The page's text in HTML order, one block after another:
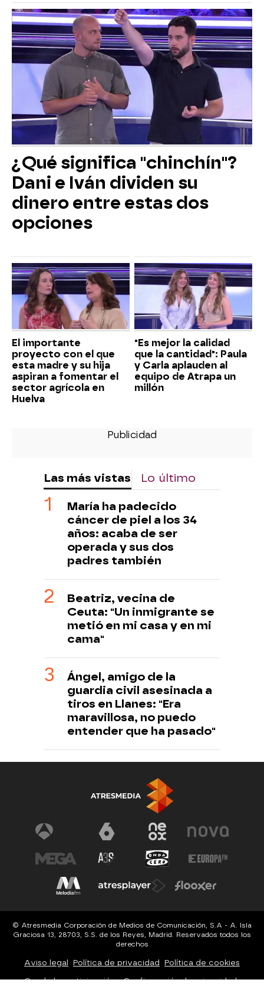
¿Qué significa "chinchín"?
Dani e Iván dividen su
dinero entre estas dos
opciones
El importante
proyecto con el que
esta madre y su hija
aspiran a fomentar el
sector agrícola en
Huelva
"Es mejor la calidad
que la cantidad": Paula
y Carla aplauden al
equipo de Atrapa un
millón
Las más vistas Lo último
María ha padecido
cáncer de piel a los 34
años: acaba de ser
operada y sus dos
padres también
Beatriz, vecina de
Ceuta: "Un inmigrante se
metió en mi casa y en mi
cama"
Ángel, amigo de la
guardia civil asesinada a
tiros en Llanes: "Era
maravillosa, no puedo
entender que ha pasado"
© Atresmedia Corporación de Medios de Comunicación, S.A - A. Isla
Graciosa 13, 28703, S.S. de los Reyes, Madrid. Reservados todos los
derechos
Aviso legal Política de privacidad Política de cookies
Cond. de participación Configuración de privacidad